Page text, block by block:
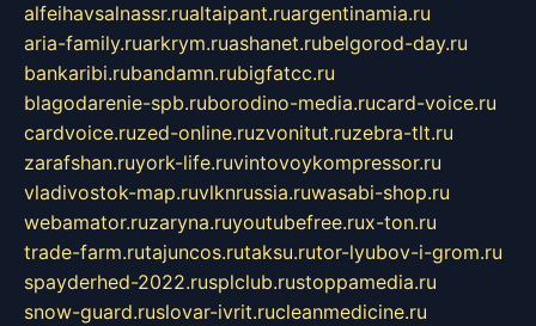
alfeihavsalnassr.rualtaipant.ruargentinamia.ru
aria-family.ruarkrym.ruashanet.rubelgorod-day.ru
bankaribi.rubandamn.rubigfatcc.ru
blagodarenie-spb.ruborodino-media.rucard-voice.ru
cardvoice.ruzed-online.ruzvonitut.ruzebra-tlt.ru
zarafshan.ruyork-life.ruvintovoykompressor.ru
vladivostok-map.ruvlknrussia.ruwasabi-shop.ru
webamator.ruzaryna.ruyoutubefree.rux-ton.ru
trade-farm.rutajuncos.rutaksu.rutor-lyubov-i-grom.ru
spayderhed-2022.rusplclub.rustoppamedia.ru
snow-guard.ruslovar-ivrit.rucleanmedicine.ru